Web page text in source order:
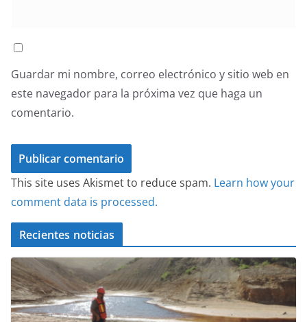
Guardar mi nombre, correo electrónico y sitio web en
este navegador para la próxima vez que haga un
comentario.
This site uses Akismet to reduce spam. Learn how your
comment data is processed.
Recientes noticias